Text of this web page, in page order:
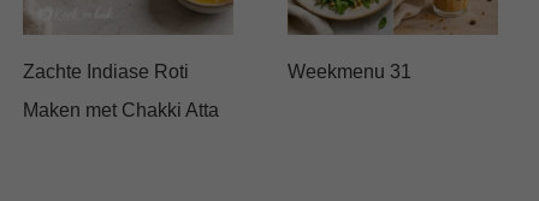
Zachte Indiase Roti
Maken met Chakki Atta
Weekmenu 31